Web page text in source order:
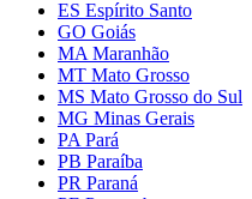
ES Espírito Santo
GO Goiás
MA Maranhão
MT Mato Grosso
MS Mato Grosso do Sul
MG Minas Gerais
PA Pará
PB Paraíba
PR Paraná